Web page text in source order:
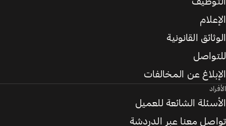
الإعلام
الوثائق القانونية
للتواصل
الإبلاغ عن المخالفات
الأفراد
الأسئلة الشائعة للعميل
تواصل معنا عبر الدردشة